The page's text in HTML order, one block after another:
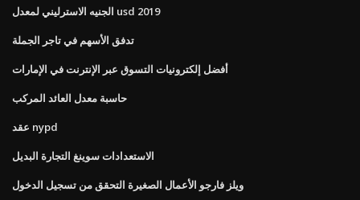
الجنيه الاسترليني لمعدل usd 2019
تدفق الأسهم في تاجر الجملة
أفضل إلكترونيات التسوق عبر الإنترنت في الإمارات
حاسبة معدل العائد المركب
عقد nypd
الاستعدادات سوينغ التجارة البديل
ويلز فارجو الأعمال الصغيرة التحقق من تسجيل الدخول